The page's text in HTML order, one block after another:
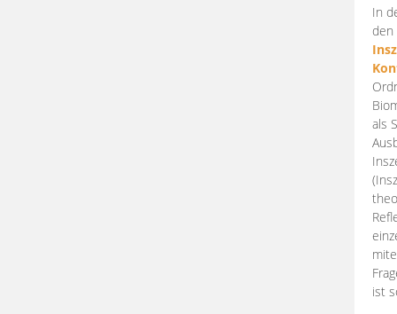
In
den
als
ist